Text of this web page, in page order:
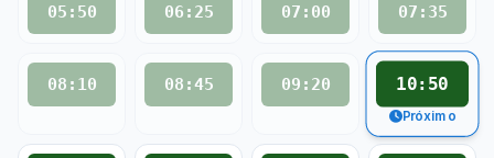
05:50 06:25 07:00 07:35
08:10 08:45 09:20 10:50
Próximo